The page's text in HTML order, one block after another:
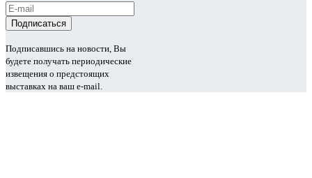
Подписавшись на новости, Вы
будете получать периодические
извещения о предстоящих
выставках на ваш e-mail.